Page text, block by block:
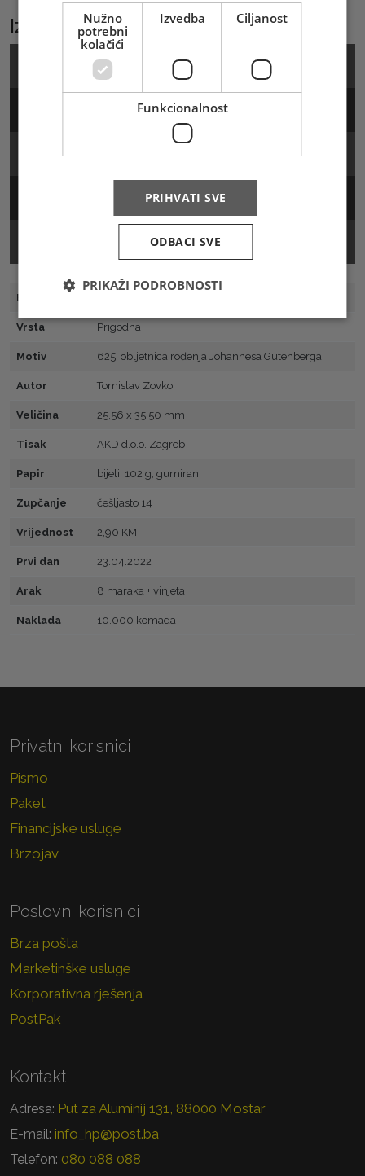
Izaberite podkategoriju
Broj marke
Vrsta Prigodna
Motiv 625. obljetnica rođenja Johannesa Gutenberga
Autor Tomislav Zovko
Veličina 25,56 x 35,50 mm
Tisak AKD d.o.o. Zagreb
Papir bijeli, 102 g, gumirani
Zupčanje češljasto 14
Vrijednost 2,90 KM
Prvi dan 23.04.2022
Arak 8 maraka + vinjeta
Naklada 10.000 komada
Privatni korisnici
Pismo
Paket
Financijske usluge
Brzojav
Poslovni korisnici
Brza pošta
Marketinške usluge
Korporativna rješenja
PostPak
Kontakt
Adresa: Put za Aluminij 131, 88000 Mostar
E-mail: info_hp@post.ba
Telefon: 080 088 088
Nužno
potrebni
kolačići
Izvedba Ciljanost
Funkcionalnost
PRIHVATI SVE
ODBACI SVE
PRIKAŽI PODROBNOSTI